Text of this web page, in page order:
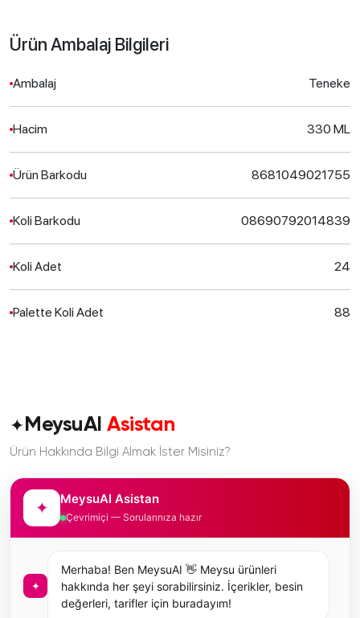
Ürün Ambalaj Bilgileri
Ambalaj Teneke
Hacim 330 ML
Ürün Barkodu 8681049021755
Koli Barkodu 08690792014839
Koli Adet 24
Palette Koli Adet 88
✦ MeysuAI Asistan
Ürün Hakkında Bilgi Almak İster Misiniz?
✦ MeysuAI Asistan
Çevrimiçi — Sorularınıza hazır
✦
Merhaba! Ben MeysuAI 👋 Meysu ürünleri
hakkında her şeyi sorabilirsiniz. İçerikler, besin
değerleri, tarifler için buradayım!